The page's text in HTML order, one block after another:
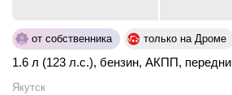
от собственника только на Дроме
1.6 л (123 л.с.), бензин, АКПП,
Якутск